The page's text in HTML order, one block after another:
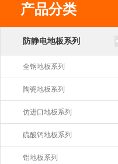
产品分类
防静电地板系列
全钢地板系列
陶瓷地板系列
仿进口地板系列
硫酸钙地板系列
铝地板系列